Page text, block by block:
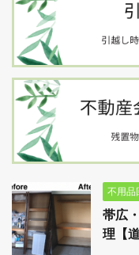
不用品
帯広
理【